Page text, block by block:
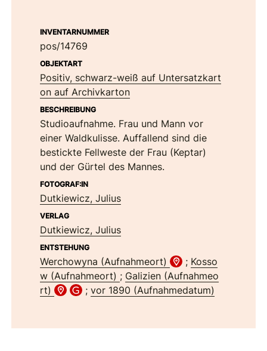
INVENTARNUMMER
pos/14769
OBJEKTART
Positiv, schwarz-weiß auf Untersatzkart
on auf Archivkarton
BESCHREIBUNG
Studioaufnahme. Frau und Mann vor
einer Waldkulisse. Auffallend sind die
bestickte Fellweste der Frau (Keptar)
und der Gürtel des Mannes.
FOTOGRAF:IN
Dutkiewicz, Julius
VERLAG
Dutkiewicz, Julius
ENTSTEHUNG
Werchowyna (Aufnahmeort) ; Kosso
w (Aufnahmeort) ; Galizien (Aufnahmeo
rt)
; vor 1890 (Aufnahmedatum)